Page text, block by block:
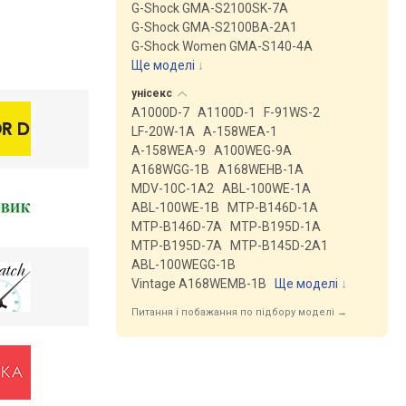
G-Shock GMA-S2100SK-7A
G-Shock GMA-S2100BA-2A1
G-Shock Women GMA-S140-4A
Ще моделі ↓
унісекс
A1000D-7 A1100D-1
F-91WS-2
LF-20W-1A
A-158WEA-1
A-158WEA-9
A100WEG-9A
A168WGG-1B
A168WEHB-1A
MDV-10C-1A2
ABL-100WE-1A
ABL-100WE-1B
MTP-B146D-1A
MTP-B146D-7A
MTP-B195D-1A
MTP-B195D-7A
MTP-B145D-2A1
ABL-100WEGG-1B
Vintage A168WEMB-1B
Ще моделі ↓
Питання і побажання по підбору моделі →